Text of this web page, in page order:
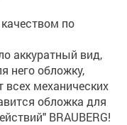
по
аккуратный вид,
него обложку,
всех механических
обложка для
BRAUBERG!